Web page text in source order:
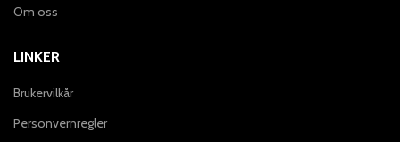
Om oss
LINKER
Brukervilkår
Personvernregler